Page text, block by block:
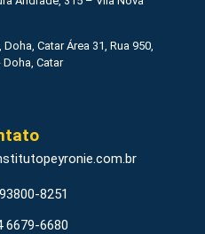
Doha, Catar
8251
6679-6680